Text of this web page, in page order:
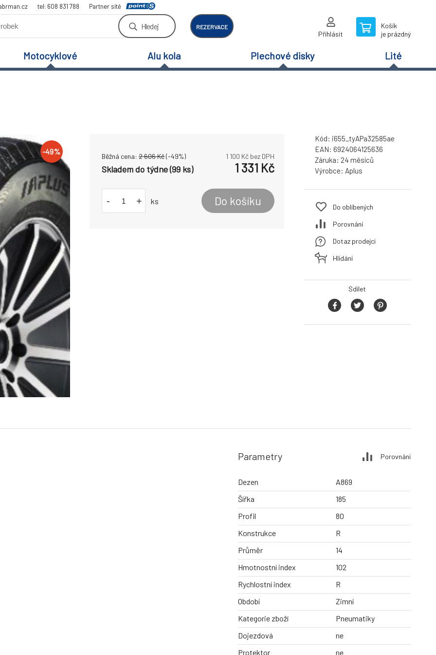
tel: 608 831 788 Partner sítě
Hledej REZERVACE
Přihlásit
Košík
je prázdný
Motocyklové Alu kola Plechové disky Lité
-49%
Běžná cena: 2 606Kč(-49%) 1 100 Kč bez DPH
Skladem do týdne (99 ks) 1 331 Kč
- + ks Do košíku
Kód: i655_tyAPa32585ae
EAN: 6924064125636
Záruka: 24 měsíců
Výrobce: Aplus
Do oblíbených
Porovnání
Dotaz prodejci
Hlídání
Sdílet
Parametry Porovnání
Dezen
A869
Šířka
185
Profil
80
Konstrukce
R
Průměr
14
Hmotnostní index
102
Rychlostní index
R
Období
Zimní
Kategorie zboží
Pneumatiky
Dojezdová
ne
Protektor
ne